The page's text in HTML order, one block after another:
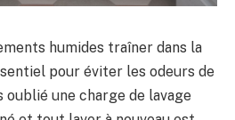
humides traîner dans la
pour éviter les odeurs de
oublié une charge de lavage